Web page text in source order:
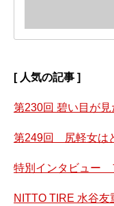
[ 人気の記事 ]
第230回 碧い目が
第249回 尻軽女は
特別インタビュー
NITTO TIRE 水谷